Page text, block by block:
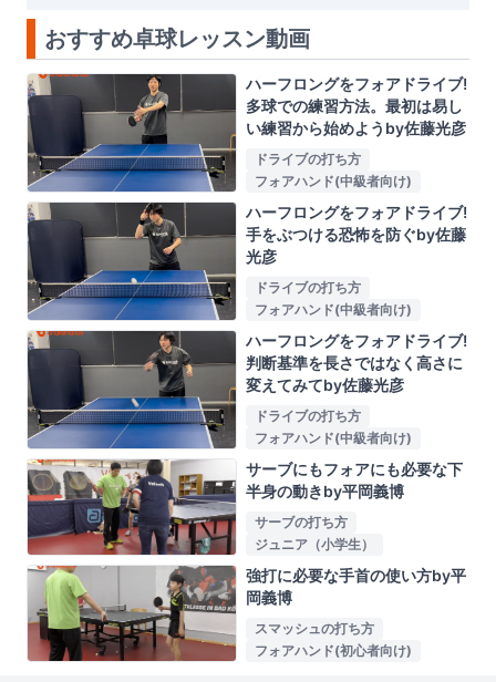
おすすめ卓球レッスン動画
ハーフロングをフォアドライブ!
多球での練習方法。最初は易し
い練習から始めようby佐藤光彦
ドライブの打ち方
フォアハンド(中級者向け)
ハーフロングをフォアドライブ!
手をぶつける恐怖を防ぐby佐藤
光彦
ドライブの打ち方
フォアハンド(中級者向け)
ハーフロングをフォアドライブ!
判断基準を長さではなく高さに
変えてみてby佐藤光彦
ドライブの打ち方
フォアハンド(中級者向け)
サーブにもフォアにも必要な下
半身の動きby平岡義博
サーブの打ち方
ジュニア（小学生）
強打に必要な手首の使い方by平
岡義博
スマッシュの打ち方
フォアハンド(初心者向け)